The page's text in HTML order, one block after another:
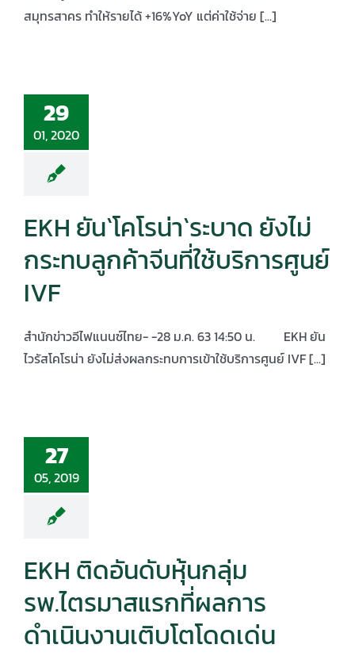
สมุทรสาคร ทำให้รายได้ +16%YoY แต่ค่าใช้จ่าย [...]
29
01, 2020
EKH ยัน`โคโรน่า`ระบาด ยังไม่
กระทบลูกค้าจีนที่ใช้บริการศูนย์
IVF
สำนักข่าวอีไฟแนนซ์ไทย- -28 ม.ค. 63 14:50 น. EKH ยัน
ไวรัสโคโรน่า ยังไม่ส่งผลกระทบการเข้าใช้บริการศูนย์ IVF [...]
27
05, 2019
EKH ติดอันดับหุ้นกลุ่ม
รพ.ไตรมาสแรกที่ผลการ
ดำเนินงานเติบโตโดดเด่น